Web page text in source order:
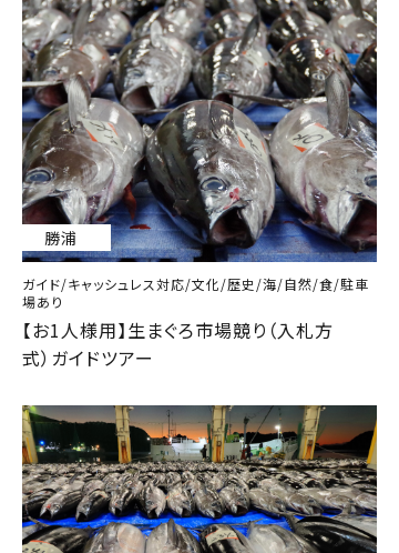
勝浦
ガイド/キャッシュレス対応/文化/歴史/海/自然/食/駐車
場あり
【お1人様用】生まぐろ市場競り（入札方
式）ガイドツアー